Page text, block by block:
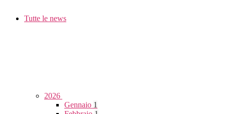
Tutte le news
2026
Gennaio 1